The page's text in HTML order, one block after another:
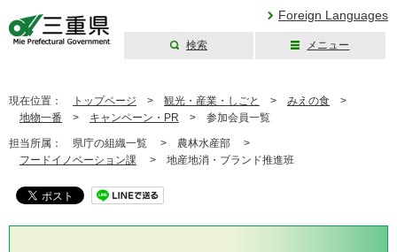
Foreign Languages
検索 メニュー
現在位置： トップページ > 観光・産業・しごと > みえの食 >
地物一番 > キャンペーン・PR > 参加会員一覧
担当所属： 県庁の組織一覧 > 農林水産部 >
フードイノベーション課 > 地産地消・ブランド推進班